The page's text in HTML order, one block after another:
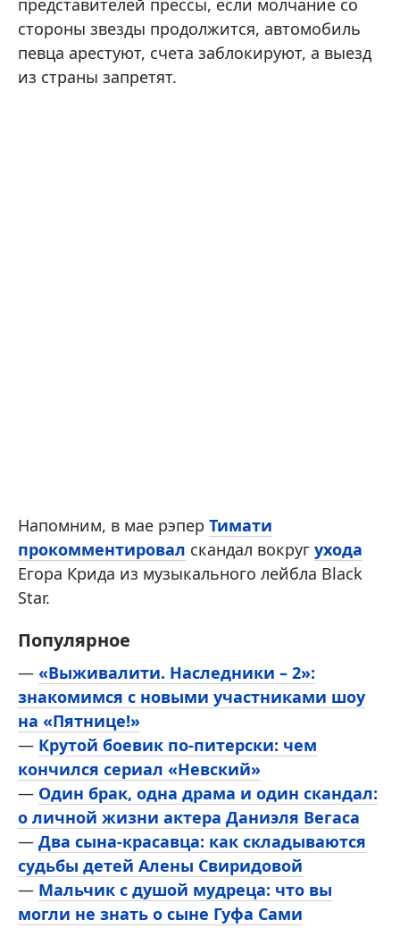
представителей прессы, если молчание со
стороны звезды продолжится, автомобиль
певца арестуют, счета заблокируют, а выезд
из страны запретят.
Напомним, в мае рэпер Тимати
прокомментировал скандал вокруг ухода
Егора Крида из музыкального лейбла Black
Star.
Популярное
— «Выживалити. Наследники – 2»:
знакомимся с новыми участниками шоу
на «Пятнице!»
— Крутой боевик по-питерски: чем
кончился сериал «Невский»
— Один брак, одна драма и один скандал:
о личной жизни актера Даниэля Вегаса
— Два сына-красавца: как складываются
судьбы детей Алены Свиридовой
— Мальчик с душой мудреца: что вы
могли не знать о сыне Гуфа Сами